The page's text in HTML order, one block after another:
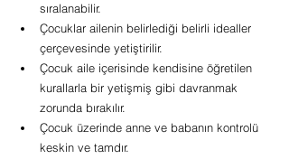
sıralanabilir.
Çocuklar ailenin belirlediği belirli idealler
çerçevesinde yetiştirilir.
Çocuk aile içerisinde kendisine öğretilen
kurallarla bir yetişmiş gibi davranmak
zorunda bırakılır.
Çocuk üzerinde anne ve babanın kontrolü
keskin ve tamdır.